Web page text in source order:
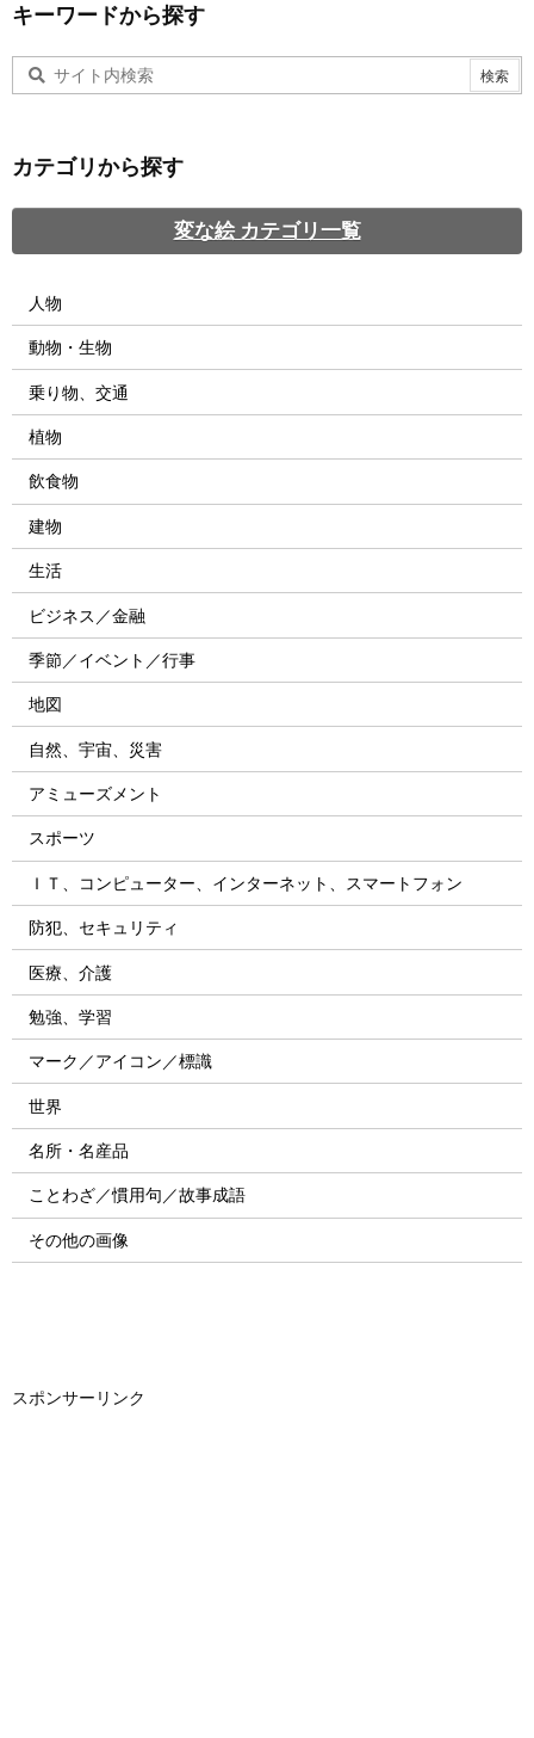
キーワードから探す
カテゴリから探す
変な絵 カテゴリ一覧
人物
動物・生物
乗り物、交通
植物
飲食物
建物
生活
ビジネス／金融
季節／イベント／行事
地図
自然、宇宙、災害
アミューズメント
スポーツ
ＩＴ、コンピューター、インターネット、スマートフォン
防犯、セキュリティ
医療、介護
勉強、学習
マーク／アイコン／標識
世界
名所・名産品
ことわざ／慣用句／故事成語
その他の画像
スポンサーリンク